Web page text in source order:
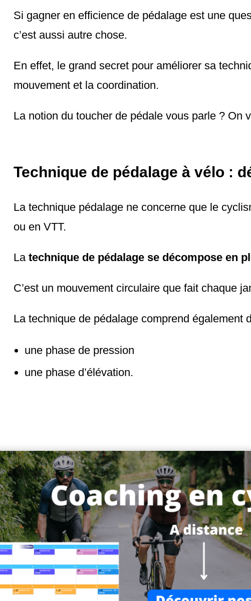
Si gagner en efficience de pédalage est une
c’est aussi autre chose.
En effet, le grand secret pour améliorer sa
mouvement et la coordination.
La notion du toucher de pédale vous parle ? On
Technique de pédalage à vélo :
La technique pédalage ne concerne que le
ou en VTT.
La technique de pédalage se décompose en
C’est un mouvement circulaire que fait chaque
La technique de pédalage comprend également
une phase de pression
une phase d’élévation.